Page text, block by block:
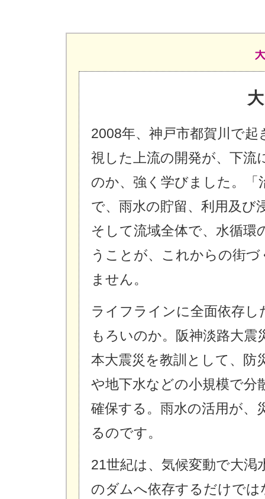
2008年、神戸市都賀川で
視した上流の開発が、下流
のか、強く学びました。「
で、雨水の貯留、利用及び
そして流域全体で、水循環
うことが、これからの街
ません。
ライフラインに全面依存
もろいのか。阪神淡路大震
本大震災を教訓として、防
や地下水などの小規模で
確保する。雨水の活用が、
るのです。
21世紀は、気候変動で大
のダムへ依存するだけで